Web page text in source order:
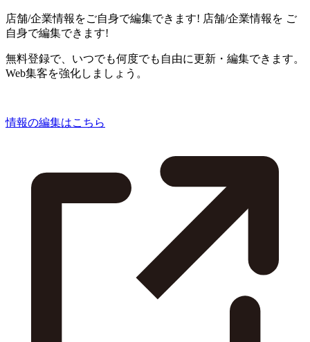
店舗/企業情報をご自身で編集できます! 店舗/企業情報を ご
自身で編集できます!
無料登録で、いつでも何度でも自由に更新・編集できます。
Web集客を強化しましょう。
情報の編集はこちら